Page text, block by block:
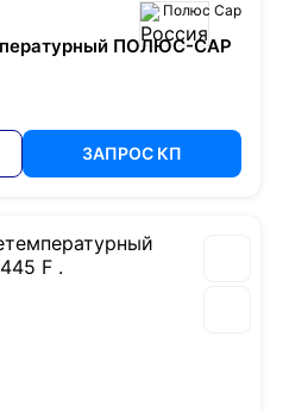
Полюс Сар
ПОЛЮС-САР
ЗАПРОС КП